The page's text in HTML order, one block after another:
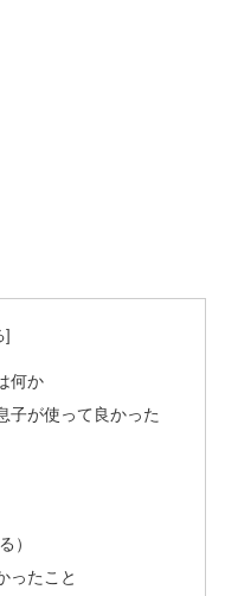
何か
子が使って良かった
）
ったこと